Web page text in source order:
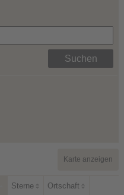
Suchen
Karte anzeigen
Sterne Ortschaft